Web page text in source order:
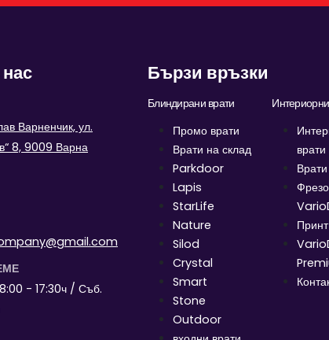
Варненчик, ул.
8, 9009 Варна
- 17:30ч / Съб.
Бързи връзки
Блиндирани врати
Промо врати
Врати на склад
Parkdoor
Lapis
StarLife
Nature
Silod
Crystal
Smart
Stone
Outdoor
врати